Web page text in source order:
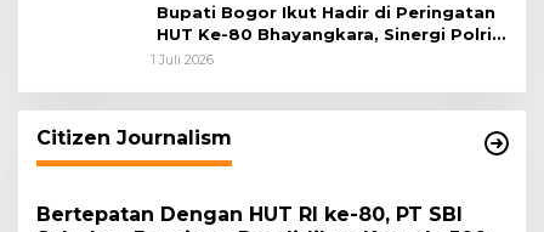
Bupati Bogor Ikut Hadir di Peringatan
HUT Ke-80 Bhayangkara, Sinergi Polri
dan Pemkab Bogor Jadi Kunci Menjaga
1 Juli 2026
Citizen Journalism
Bertepatan Dengan HUT RI ke-80, PT SBI